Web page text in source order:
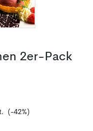
2er-Pack
(-42%)